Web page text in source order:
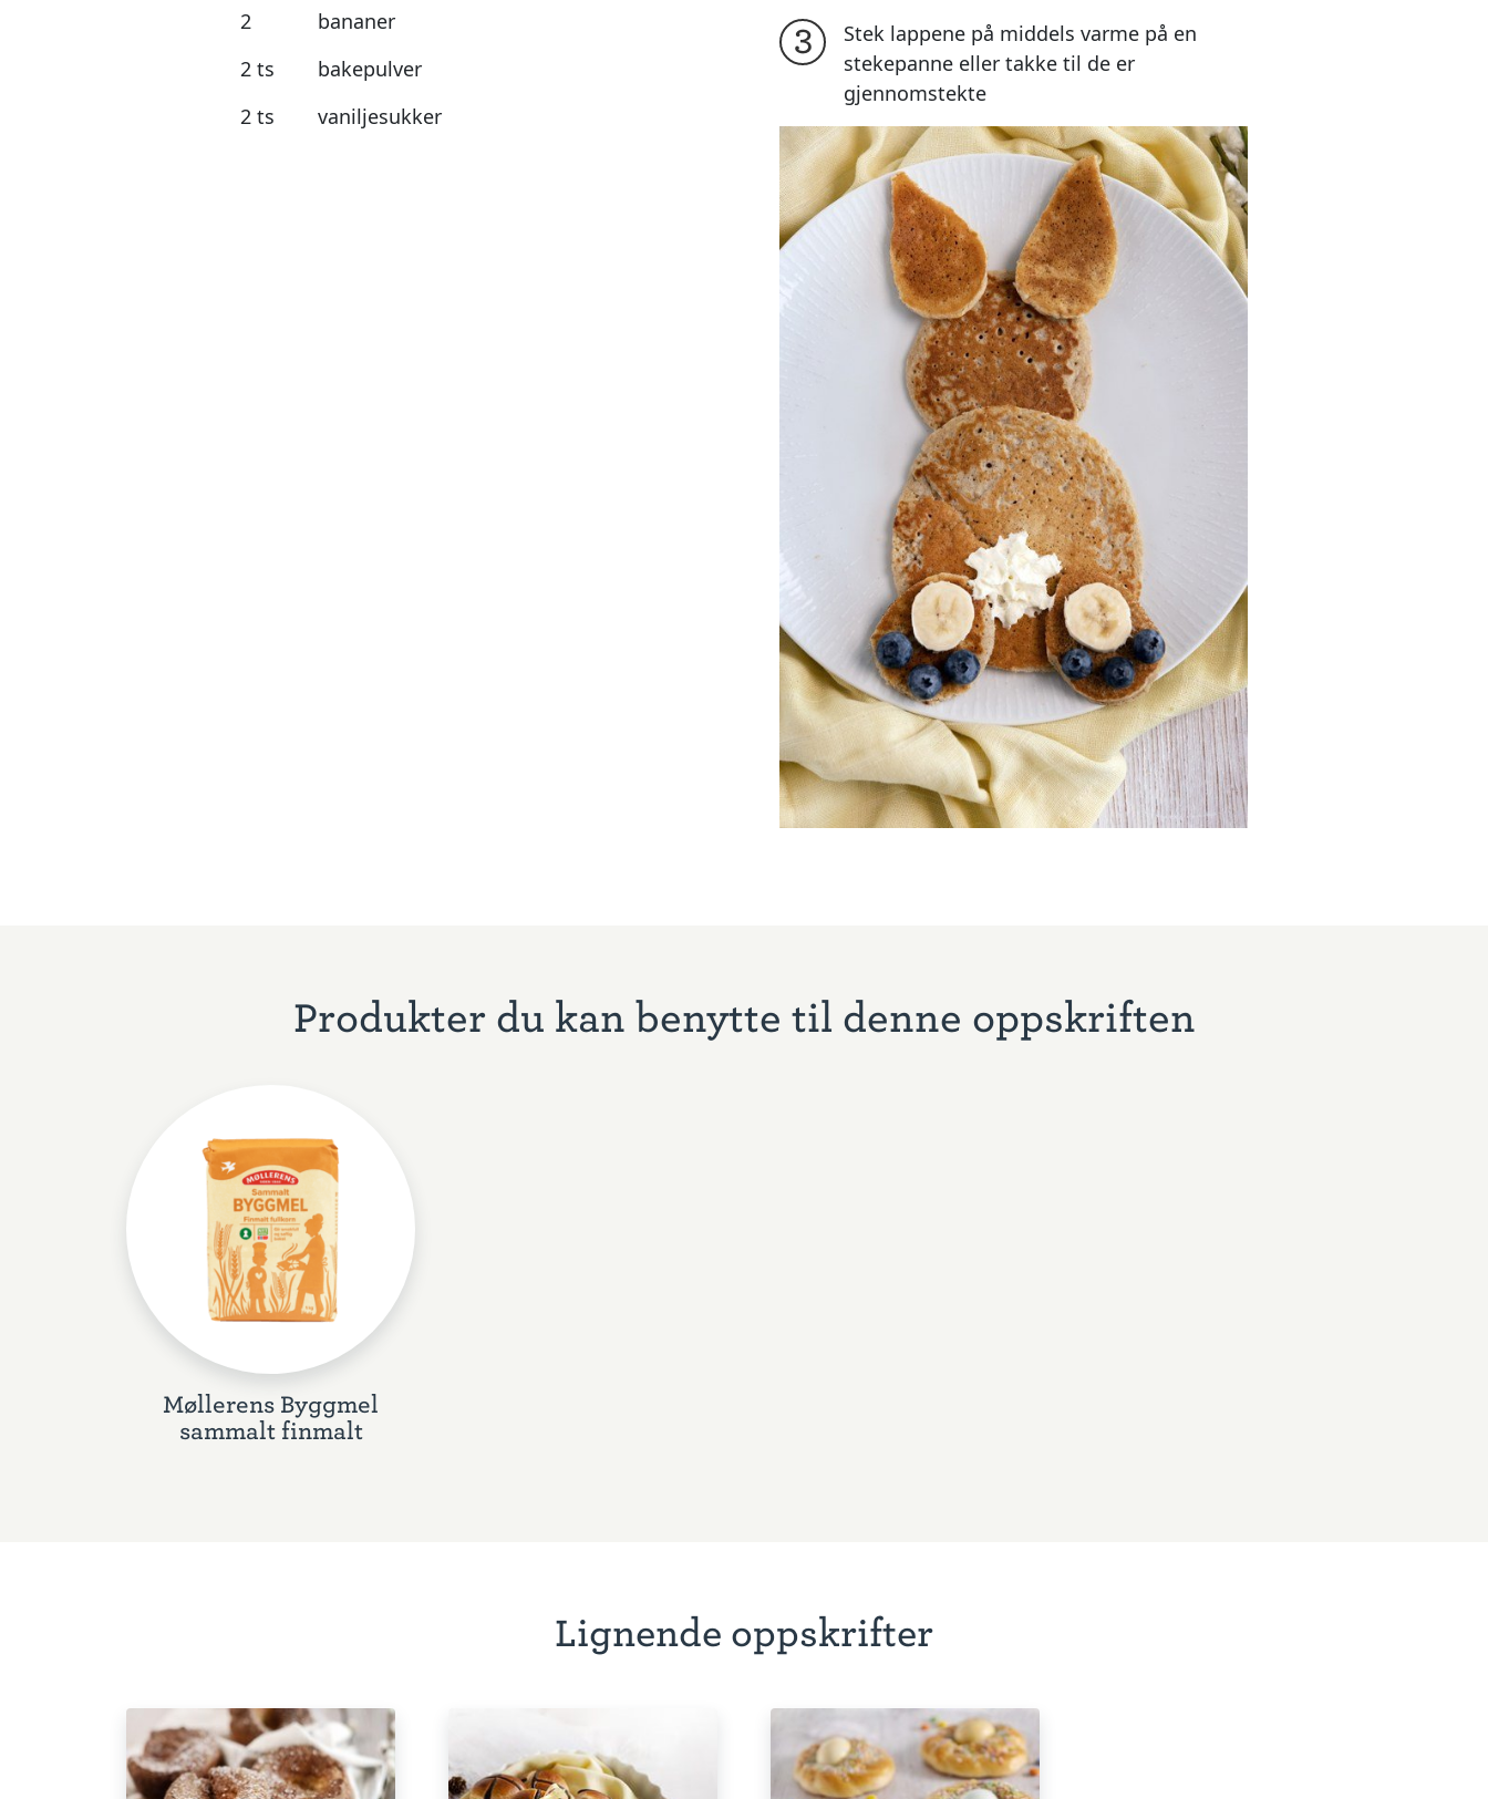
2
bananer
2 ts
bakepulver
2 ts
vaniljesukker
3
Stek lappene på middels varme på en
stekepanne eller takke til de er
gjennomstekte
Produkter du kan benytte til denne oppskriften
Møllerens Byggmel
sammalt finmalt
Lignende oppskrifter